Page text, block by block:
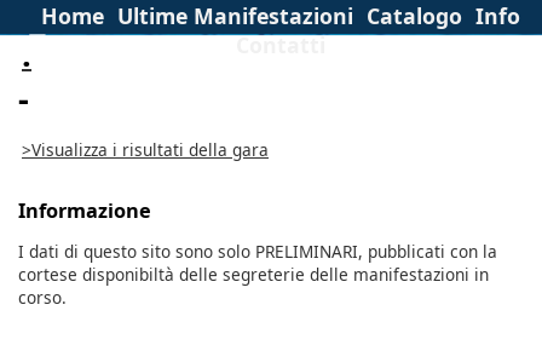
Home Ultime Manifestazioni Catalogo Info
Contatti
.
-
>Visualizza i risultati della gara
Informazione
I dati di questo sito sono solo PRELIMINARI, pubblicati con la
cortese disponibiltà delle segreterie delle manifestazioni in
corso.